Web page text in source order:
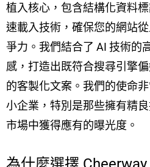
植入核心，包含結構化資料
速載入技術，確保您的網站
爭力。我們結合了 AI 技術的
感，打造出既符合搜尋引擎
的客製化文案。我們的使命
小企業，特別是那些擁有精
市場中獲得應有的曝光度。